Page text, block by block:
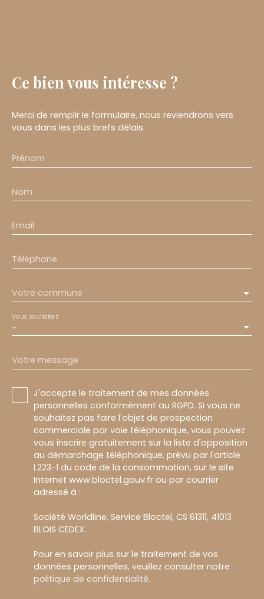
Ce bien vous intéresse ?
Merci de remplir le formulaire, nous reviendrons vers
vous dans les plus brefs délais.
Prénom
Nom
Email
Téléphone
Votre commune
-
Vous souhaitez
Votre message
J'accepte le traitement de mes données
personnelles conformément au RGPD. Si vous ne
souhaitez pas faire l'objet de prospection
commerciale par voie téléphonique, vous pouvez
vous inscrire gratuitement sur la liste d'opposition
au démarchage téléphonique, prévu par l'article
L223-1 du code de la consommation, sur le site
Internet www.bloctel.gouv.fr ou par courrier
adressé à :
Société Worldline, Service Bloctel, CS 61311, 41013
BLOIS CEDEX.
Pour en savoir plus sur le traitement de vos
données personnelles, veuillez consulter notre
politique de confidentialité.